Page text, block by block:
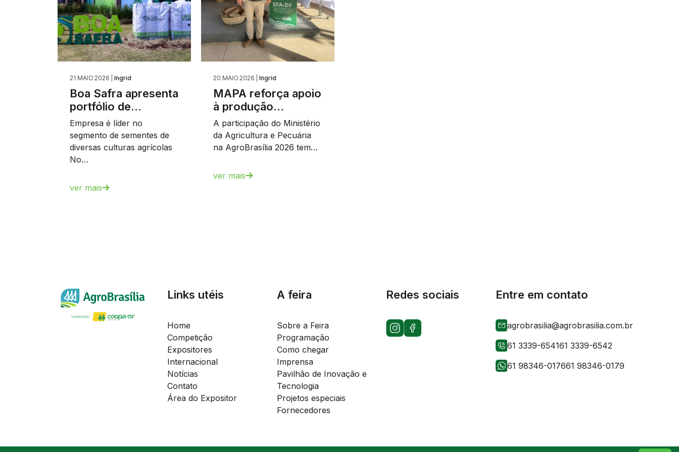
21.MAIO.2026 | Ingrid
Boa Safra apresenta
portfólio de…
Empresa é líder no
segmento de sementes de
diversas culturas agrícolas
No…
ver mais
20.MAIO.2026 | Ingrid
MAPA reforça apoio
à produção…
A participação do Ministério
da Agricultura e Pecuária
na AgroBrasília 2026 tem…
ver mais
Links utéis
Home
Competição
Expositores
Internacional
Notícias
Contato
Área do Expositor
A feira
Sobre a Feira
Programação
Como chegar
Imprensa
Pavilhão de Inovação e
Tecnologia
Projetos especiais
Fornecedores
Redes sociais Entre em contato
agrobrasilia@agrobrasilia.com.br
61 3339-654161 3339-6542
61 98346-017661 98346-0179